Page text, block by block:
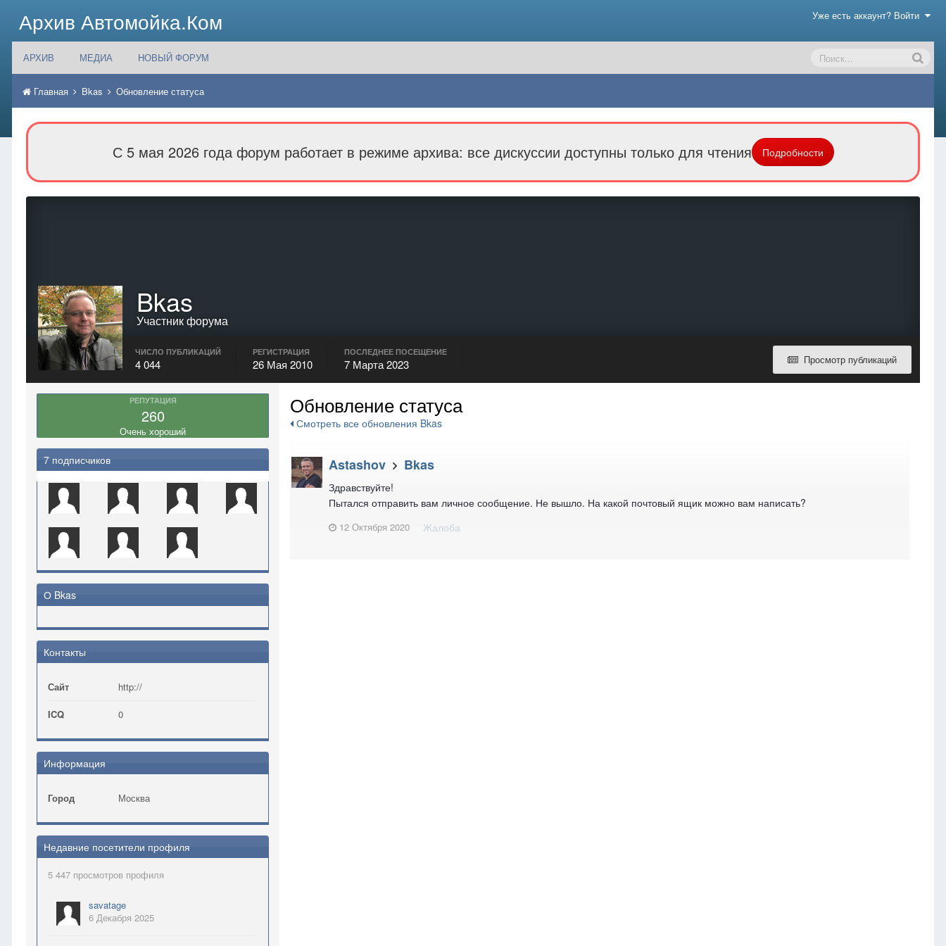
Архив Автомойка.Ком Уже есть аккаунт? Войти
АРХИВ МЕДИА НОВЫЙ ФОРУМ
Главная Bkas Обновление статуса
С 5 мая 2026 года форум работает в режиме архива: все дискуссии доступны только для чтения Подробности
Bkas
Участник форума
Просмотр публикаций
ЧИСЛО ПУБЛИКАЦИЙ
4 044
РЕГИСТРАЦИЯ
26 Мая 2010
ПОСЛЕДНЕЕ ПОСЕЩЕНИЕ
7 Марта 2023
РЕПУТАЦИЯ
260
Очень хороший
7 подписчиков
О Bkas
Контакты
Сайт http://
ICQ 0
Информация
Город Москва
Недавние посетители профиля
5 447 просмотров профиля
savatage
6 Декабря 2025
Обновление статуса
Смотреть все обновления Bkas
Astashov Bkas
Здравствуйте!
Пытался отправить вам личное сообщение. Не вышло. На какой почтовый ящик можно вам написать?
12 Октября 2020 Жалоба